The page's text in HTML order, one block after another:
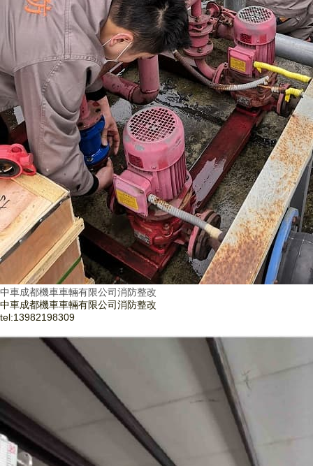
中車成都機車車輛有限公司消防整改
中車成都機車車輛有限公司消防整改
tel:13982198309